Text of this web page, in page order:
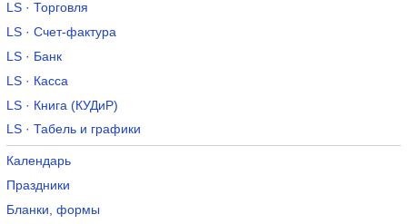
LS · Торговля
LS · Счет-фактура
LS · Банк
LS · Касса
LS · Книга (КУДиР)
LS · Табель и графики
Календарь
Праздники
Бланки, формы